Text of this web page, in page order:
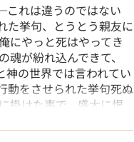
れは違うのではない
た挙句、とうとう親友に
にやっと死はやってき
が紛れ込んできて、
神の世界では言われてい
動をさせられた挙句死ぬ
掛けた事で、盛大に恨
も決して結婚などでき
病の犠牲者の魂は神の